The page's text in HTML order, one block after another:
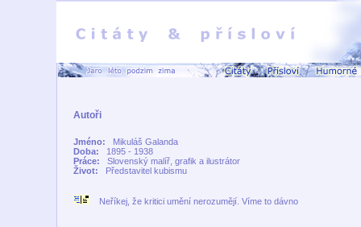
Autoři
Jméno:
Mikuláš Galanda
Doba:
1895 - 1938
Práce:
Slovenský malíř, grafik a ilustrátor
Život:
Představitel kubismu
Neříkej, že kritici umění nerozumějí. Víme to dávno